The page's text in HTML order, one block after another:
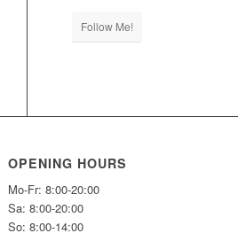
Follow Me!
OPENING HOURS
Mo-Fr: 8:00-20:00
Sa: 8:00-20:00
So: 8:00-14:00